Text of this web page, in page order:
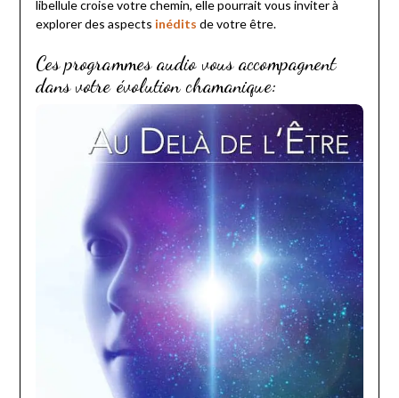
libellule croise votre chemin, elle pourrait vous inviter à
explorer des aspects inédits de votre être.
Ces programmes audio vous accompagnent
dans votre évolution chamanique: